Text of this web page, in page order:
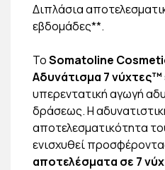
Διπλάσια
εβδομάδες**.
ΤοSomatoline
Αδυνάτισμα 7 νύχτες™
υπερεντατική αγωγή
δράσεως. Η
αποτελεσματικότητα
ενισχυθεί
αποτελέσματα σε 7